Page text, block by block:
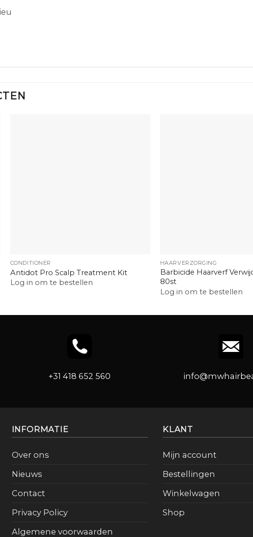
CONDITIONER
Antidot Pro Scalp Treatment Kit
Log in om te bestellen
HAARVERZORGING
Barbicide Haarverf
80st
Log in om te bestellen
+31 418 652 560
INFORMATIE
Over ons
Nieuws
Contact
Privacy Policy
Algemene voorwaarden
KLANT
Mijn account
Bestellingen
Winkelwagen
Shop